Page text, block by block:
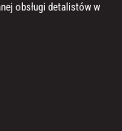
obsługi detalistów w